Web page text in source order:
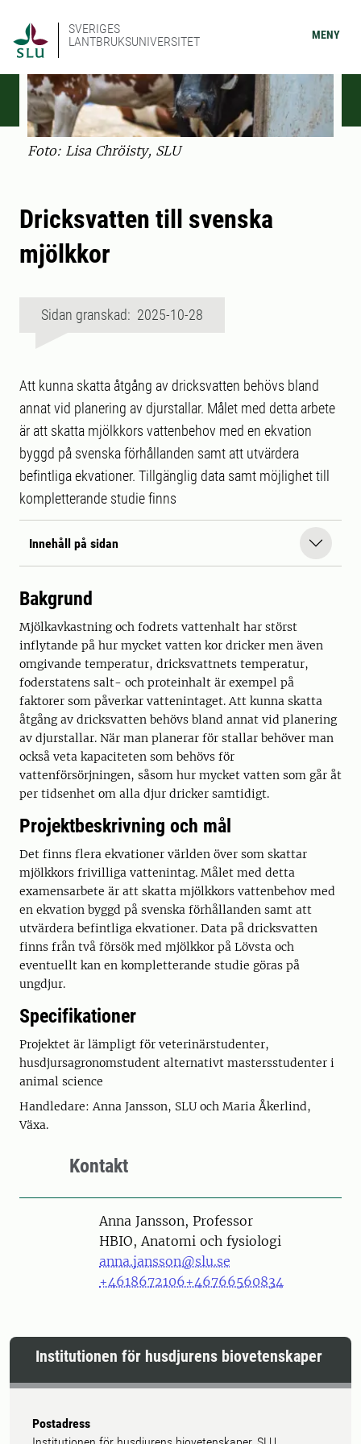
SVERIGES
LANTBRUKSUNIVERSITET
MENY
Foto: Lisa Chröisty, SLU
Dricksvatten till svenska
mjölkkor
Sidan granskad: 2025-10-28
Att kunna skatta åtgång av dricksvatten behövs bland
annat vid planering av djurstallar. Målet med detta arbete
är att skatta mjölkkors vattenbehov med en ekvation
byggd på svenska förhållanden samt att utvärdera
befintliga ekvationer. Tillgänglig data samt möjlighet till
kompletterande studie finns
Innehåll på sidan
Bakgrund
Mjölkavkastning och fodrets vattenhalt har störst
inflytande på hur mycket vatten kor dricker men även
omgivande temperatur, dricksvattnets temperatur,
foderstatens salt- och proteinhalt är exempel på
faktorer som påverkar vattenintaget. Att kunna skatta
åtgång av dricksvatten behövs bland annat vid planering
av djurstallar. När man planerar för stallar behöver man
också veta kapaciteten som behövs för
vattenförsörjningen, såsom hur mycket vatten som går åt
per tidsenhet om alla djur dricker samtidigt.
Projektbeskrivning och mål
Det finns flera ekvationer världen över som skattar
mjölkkors frivilliga vattenintag. Målet med detta
examensarbete är att skatta mjölkkors vattenbehov med
en ekvation byggd på svenska förhållanden samt att
utvärdera befintliga ekvationer. Data på dricksvatten
finns från två försök med mjölkkor på Lövsta och
eventuellt kan en kompletterande studie göras på
ungdjur.
Specifikationer
Projektet är lämpligt för veterinärstudenter,
husdjursagronomstudent alternativt mastersstudenter i
animal science
Handledare: Anna Jansson, SLU och Maria Åkerlind,
Växa.
Kontakt
PersonAnna Jansson, Professor
HBIO, Anatomi och fysiologi
anna.jansson@slu.se
+4618672106+46766560834
Institutionen för husdjurens biovetenskaper
Postadress